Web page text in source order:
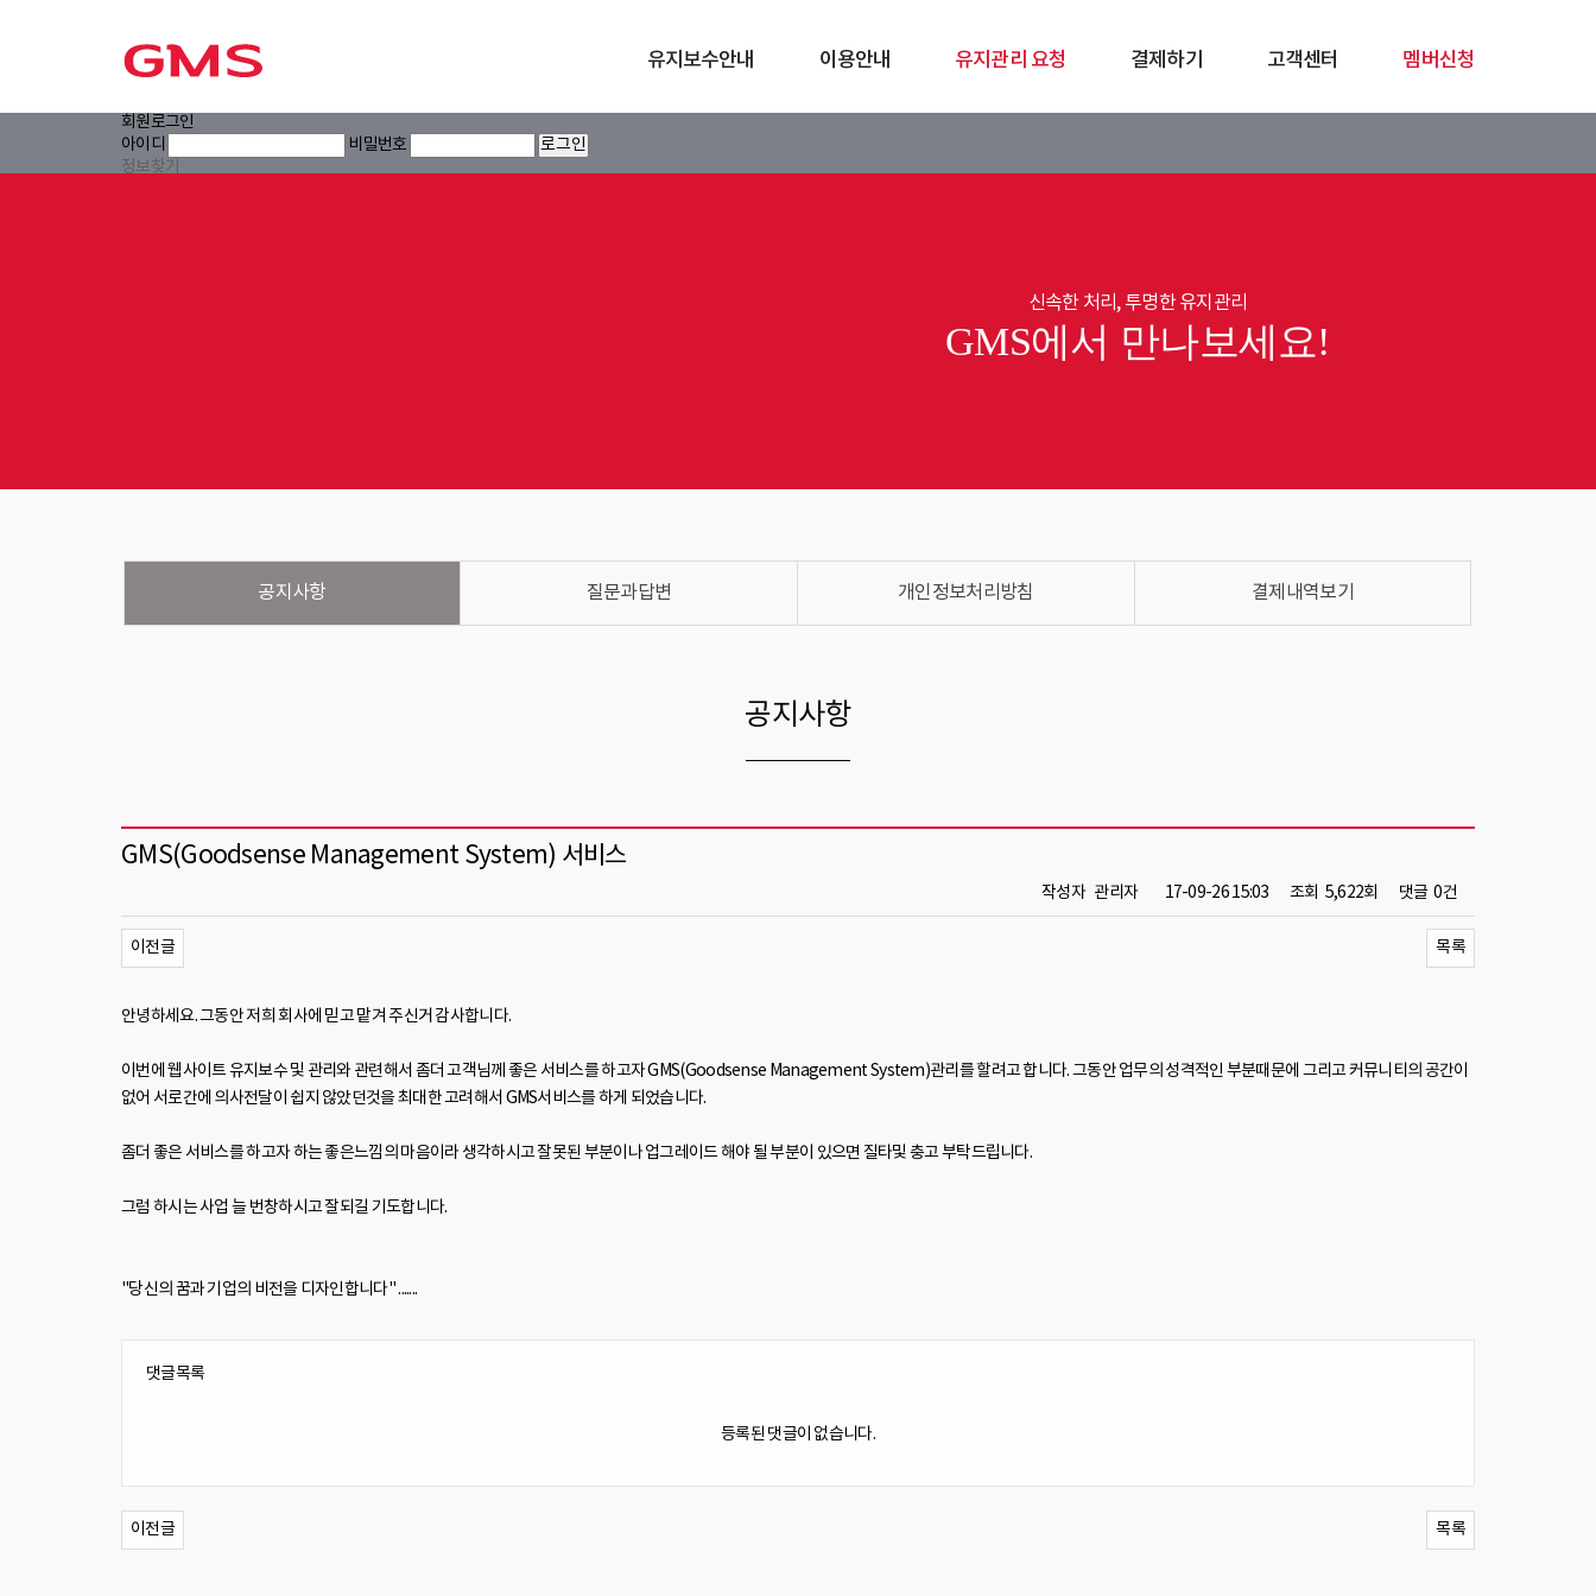
유지보수안내 이용안내 유지관리 요청 결제하기 고객센터 멤버신청
회원로그인
아이디
비밀번호
정보찾기
신속한 처리, 투명한 유지관리
GMS에서 만나보세요!
공지사항 질문과답변 개인정보처리방침 결제내역보기
공지사항
GMS(Goodsense Management System) 서비스
작성자 관리자 17-09-26 15:03 조회 5,622회 댓글 0건
이전글 목록
안녕하세요. 그동안 저희 회사에 믿고 맡겨 주신거 감사합니다.
이번에 웹사이트 유지보수 및 관리와 관련해서 좀더 고객님께 좋은 서비스를 하고자 GMS(Goodsense Management System)관리를 할려고 합니다. 그동안 업무의 성격적인 부분때문에 그리고 커뮤니티의 공간이
없어 서로간에 의사전달이 쉽지 않았던것을 최대한 고려해서 GMS서비스를 하게 되었습니다.
좀더 좋은 서비스를 하고자 하는 좋은느낌의 마음이라 생각하시고 잘못된 부분이나 업그레이드 해야 될 부분이 있으면 질타및 충고 부탁드립니다.
그럼 하시는 사업 늘 번창하시고 잘되길 기도합니다.
"당신의 꿈과 기업의 비전을 디자인합니다" .......
댓글목록
등록된 댓글이 없습니다.
이전글 목록